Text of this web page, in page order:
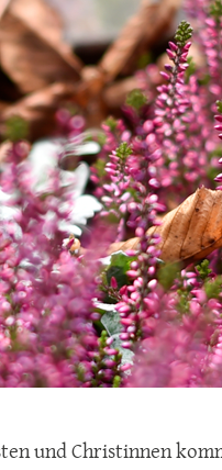
und Christinnen